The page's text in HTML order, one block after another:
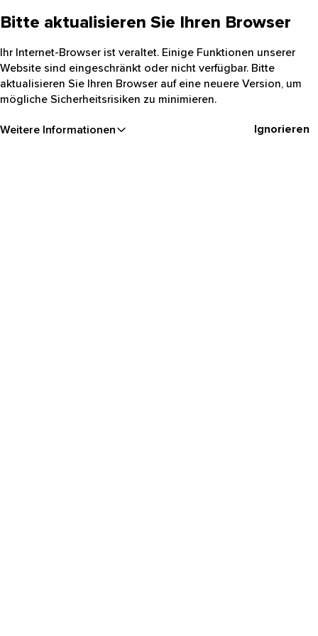
Bitte aktualisieren Sie Ihren Browser
Ihr Internet-Browser ist veraltet. Einige Funktionen unserer
Website sind eingeschränkt oder nicht verfügbar. Bitte
aktualisieren Sie Ihren Browser auf eine neuere Version, um
mögliche Sicherheitsrisiken zu minimieren.
Weitere Informationen Ignorieren